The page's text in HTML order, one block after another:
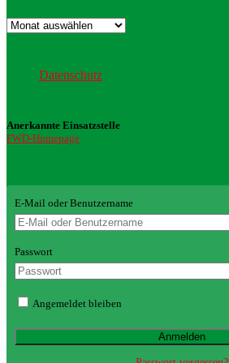
Archiv
Datenschutz
Anerkannte Einsatzstelle
FWD-Homepage
E-Mail oder Benutzername
Passwort
Angemeldet bleiben